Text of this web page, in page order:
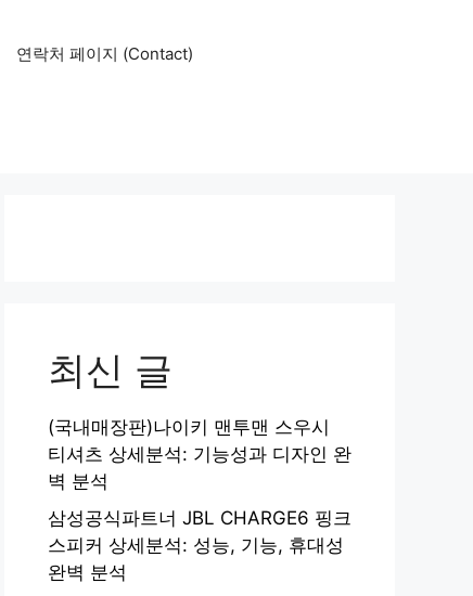
연락처 페이지 (Contact)
최신 글
(국내매장판)나이키 맨투맨 스우시
티셔츠 상세분석: 기능성과 디자인 완
벽 분석
삼성공식파트너 JBL CHARGE6 핑크
스피커 상세분석: 성능, 기능, 휴대성
완벽 분석